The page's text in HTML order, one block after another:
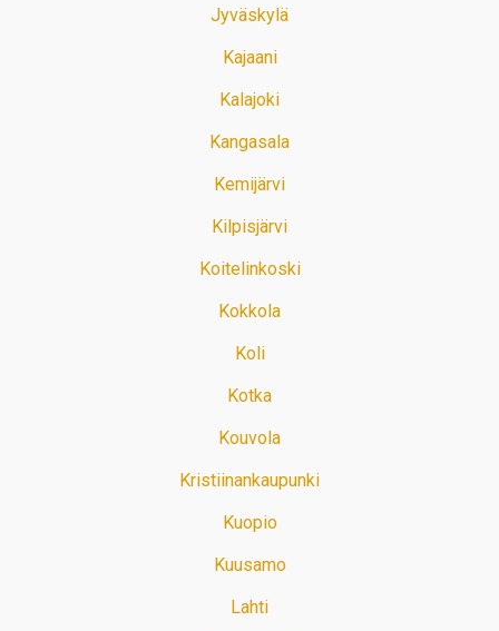
Jyväskylä
Kajaani
Kalajoki
Kangasala
Kemijärvi
Kilpisjärvi
Koitelinkoski
Kokkola
Koli
Kotka
Kouvola
Kristiinankaupunki
Kuopio
Kuusamo
Lahti